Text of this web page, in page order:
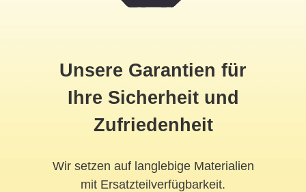
Unsere Garantien für
Ihre Sicherheit und
Zufriedenheit
Wir setzen auf langlebige Materialien
mit Ersatzteilverfügbarkeit.